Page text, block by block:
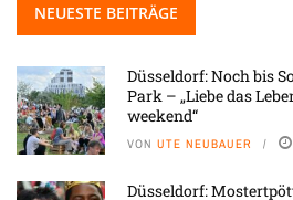
NEUESTE BEITRÄGE
Düsseldorf: Noch bis
Park – „Liebe das
weekend“
VON UTE NEUBAUER
Düsseldorf: